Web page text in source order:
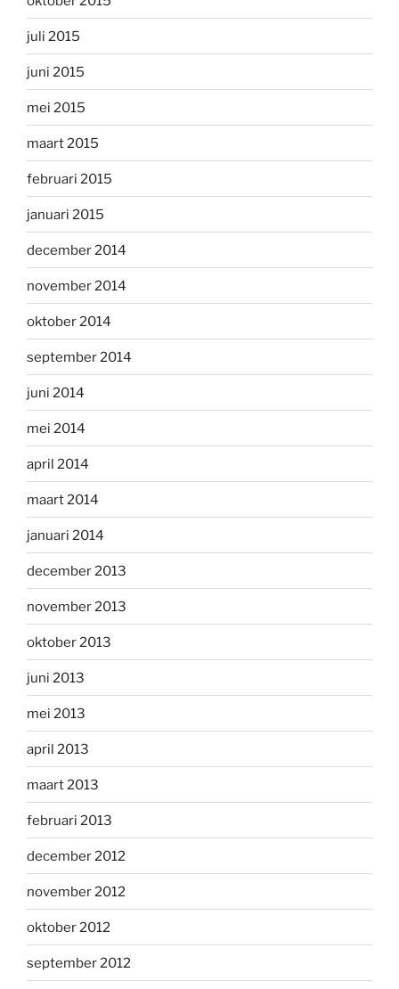
juli 2015
juni 2015
mei 2015
maart 2015
februari 2015
januari 2015
december 2014
november 2014
oktober 2014
september 2014
juni 2014
mei 2014
april 2014
maart 2014
januari 2014
december 2013
november 2013
oktober 2013
juni 2013
mei 2013
april 2013
maart 2013
februari 2013
december 2012
november 2012
oktober 2012
september 2012